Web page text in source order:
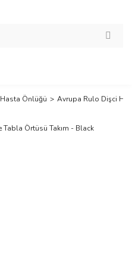
Hasta Önlüğü Avrupa Rulo Dişci